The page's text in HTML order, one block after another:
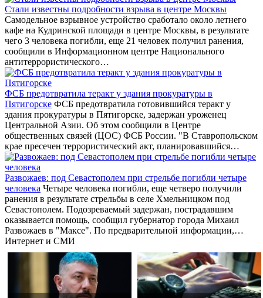
Стали известны подробности взрыва в центре Москвы
Самодельное взрывное устройство сработало около летнего
кафе на Кудринской площади в центре Москвы, в результате
чего 3 человека погибли, еще 21 человек получил ранения,
сообщили в Информационном центре Национального
антитеррористического…
ФСБ предотвратила теракт у здания прокуратуры в
Пятигорске ФСБ предотвратила готовившийся теракт у
здания прокуратуры в Пятигорске, задержан уроженец
Центральной Азии. Об этом сообщили в Центре
общественных связей (ЦОС) ФСБ России. "В Ставропольском
крае пресечен террористический акт, планировавшийся…
Развожаев: под Севастополем при стрельбе погибли четыре
человека Четыре человека погибли, еще четверо получили
ранения в результате стрельбы в селе Хмельницком под
Севастополем. Подозреваемый задержан, пострадавшим
оказывается помощь, сообщил губернатор города Михаил
Развожаев в "Максе". По предварительной информации,…
Интернет и СМИ